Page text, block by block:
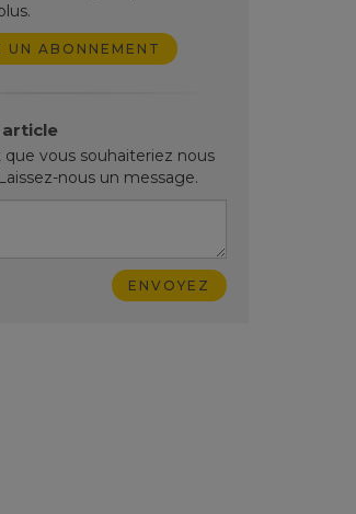
UN ABONNEMENT
article
que vous souhaiteriez nous
nous un message.